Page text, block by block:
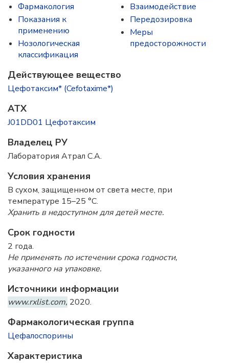
Фармакология
Показания к
применению
Нозологическая
классификация
Взаимодействие
Передозировка
Меры
предосторожности
Действующее вещество
Цефотаксим* (Cefotaxime*)
ATX
J01DD01 Цефотаксим
Владелец РУ
Лаборатория Атрал С.А.
Условия хранения
В сухом, защищенном от света месте, при
температуре 15–25 °C.
Хранить в недоступном для детей месте.
Срок годности
2 года.
Не применять по истечении срока годности,
указанного на упаковке.
Источники информации
www.rxlist.com, 2020.
Фармакологическая группа
Цефалоспорины
Характеристика